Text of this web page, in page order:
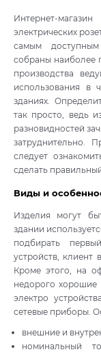
Интернет-
электрических
самым
собраны наиболее
производства
использования в
зданиях.
так просто, ведь
разновидностей
затруднительно.
следует
сделать
Виды и
Изделия могут
здании
подбирать
устройств, клиент
Кроме этого, на
недорого хорошие
электро
сетевые приборы.
внешние и
номинальный